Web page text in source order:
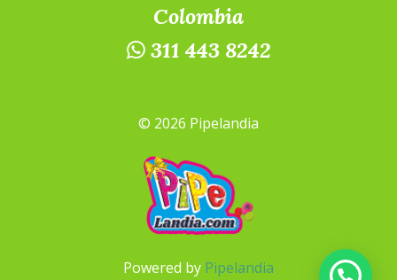
Colombia
311 443 8242
© 2026 Pipelandia
Powered by Pipelandia